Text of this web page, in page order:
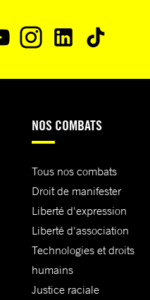
NOS COMBATS
Tous nos combats
Droit de manifester
Liberté d'expression
Liberté d'association
Technologies et droits
humains
Justice raciale